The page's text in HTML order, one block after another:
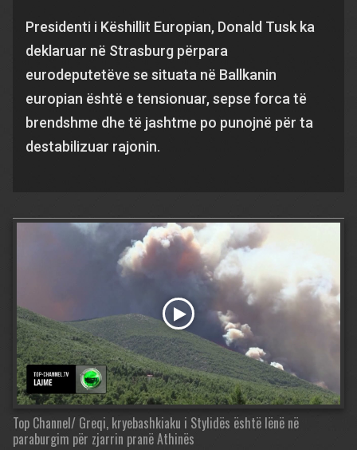
Presidenti i Këshillit Europian, Donald Tusk ka
deklaruar në Strasburg përpara
eurodeputetëve se situata në Ballkanin
europian është e tensionuar, sepse forca të
brendshme dhe të jashtme po punojnë për ta
destabilizuar rajonin.
Top Channel/ Greqi, kryebashkiaku i Stylidës është lënë në
paraburgim për zjarrin pranë Athinës